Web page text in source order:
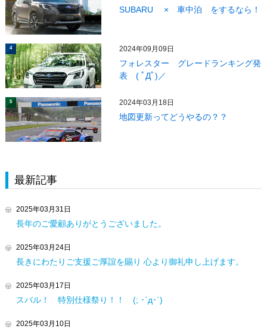
SUBARU × 車中泊 をするなら！
4 2024年09月09日
フォレスター グレードランキング発
表 ( ﾟДﾟ)／
5 2024年03月18日
地図更新ってどうやるの？？
最新記事
2025年03月31日
長年のご愛顧ありがとうございました。
2025年03月24日
長きにわたりご支援ご厚誼を賜り 心より御礼申し上げます。
2025年03月17日
スバル！ 特別仕様祭り！！ (; ･`д･´)
2025年03月10日